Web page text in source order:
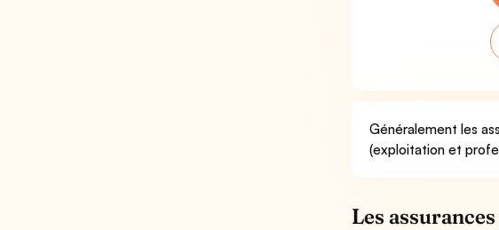
Généralement les
(exploitation et
Les